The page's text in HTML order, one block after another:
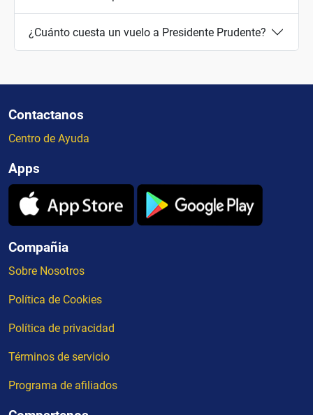
¿Cuánto cuesta un vuelo a Presidente Prudente?
Contactanos
Centro de Ayuda
Apps
Compañia
Sobre Nosotros
Política de Cookies
Política de privacidad
Términos de servicio
Programa de afiliados